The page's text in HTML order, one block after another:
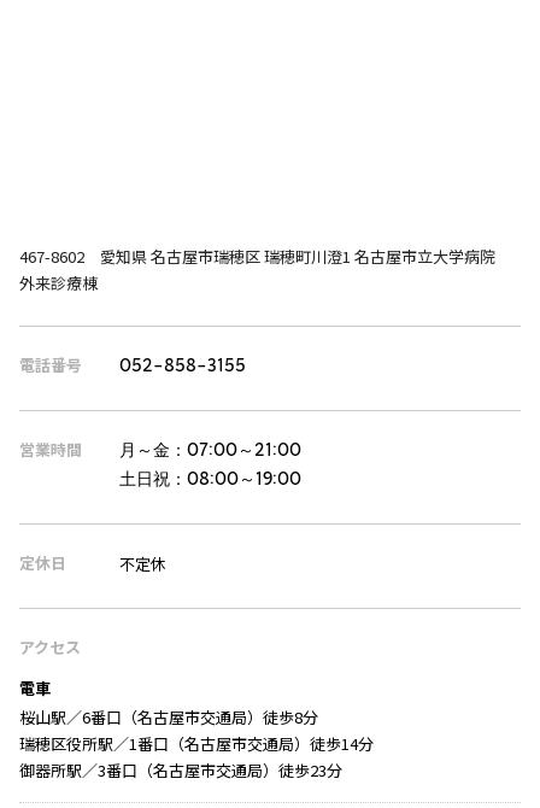
467-8602 愛知県 名古屋市瑞穂区 瑞穂町川澄1 名古屋市立大学病院
外来診療棟
電話番号 052-858-3155
営業時間 月～金：07:00～21:00
土日祝：08:00～19:00
定休日 不定休
アクセス
電車
桜山駅／6番口（名古屋市交通局）徒歩8分
瑞穂区役所駅／1番口（名古屋市交通局）徒歩14分
御器所駅／3番口（名古屋市交通局）徒歩23分